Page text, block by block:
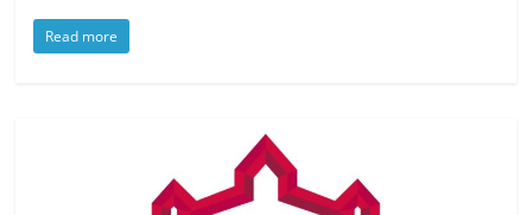
Read more